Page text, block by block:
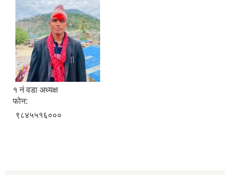
१ नं वडा अध्यक्ष
फोन:
९८४५५१६०००